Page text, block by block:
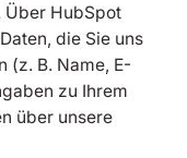
Über HubSpot
die Sie uns
(z. B. Name, E-
zu Ihrem
über unsere